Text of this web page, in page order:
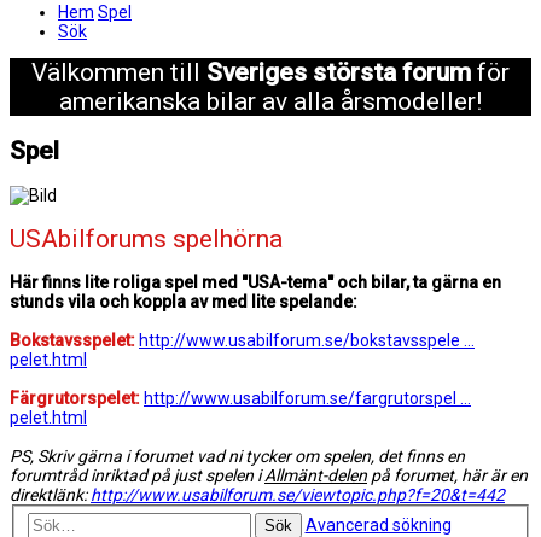
Hem Spel
Sök
Välkommen till Sveriges största forum för
amerikanska bilar av alla årsmodeller!
Spel
USAbilforums spelhörna
Här finns lite roliga spel med "USA-tema" och bilar, ta gärna en
stunds vila och koppla av med lite spelande:
Bokstavsspelet: http://www.usabilforum.se/bokstavsspele ...
pelet.html
Färgrutorspelet: http://www.usabilforum.se/fargrutorspel ...
pelet.html
PS, Skriv gärna i forumet vad ni tycker om spelen, det finns en
forumtråd inriktad på just spelen iAllmänt-delen på forumet, här är en
direktlänk:http://www.usabilforum.se/viewtopic.php?f=20&t=442
Sök Avancerad sökning